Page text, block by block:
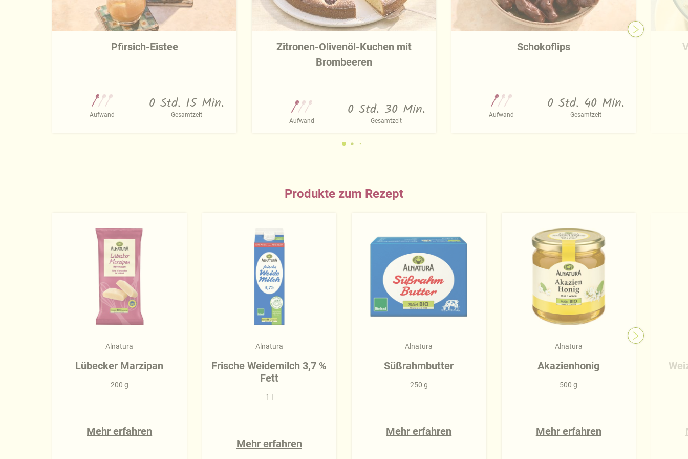
Pfirsich-Eistee
Aufwand
0 Std. 15 Min.
Gesamtzeit
Zitronen-Olivenöl-Kuchen mit
Brombeeren
Aufwand
0 Std. 30 Min.
Gesamtzeit
Schokoflips
Aufwand
0 Std. 40 Min.
Gesamtzeit
Produkte zum Rezept
Alnatura
Lübecker Marzipan
200 g
Mehr erfahren
Alnatura
Frische Weidemilch 3,7 %
Fett
1 l
Mehr erfahren
Alnatura
Süßrahmbutter
250 g
Mehr erfahren
Alnatura
Akazienhonig
500 g
Mehr erfahren